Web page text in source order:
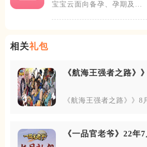
宝宝云面向备孕、孕期及0-
相关礼包
《航海王强者之路》
《航海王强者之路》》8
《一品官老爷》22年